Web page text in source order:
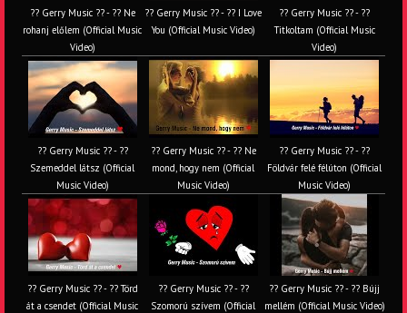
?? Gerry Music ?? - ?? Ne
rohanj előlem (Official Music
Video)
?? Gerry Music ?? - ?? I Love
You (Official Music Video)
?? Gerry Music ?? - ??
Titkoltam (Official Music
Video)
?? Gerry Music ?? - ??
Szemeddel látsz (Official
Music Video)
?? Gerry Music ?? - ?? Ne
mond, hogy nem (Official
Music Video)
?? Gerry Music ?? - ??
Földvár felé félúton (Official
Music Video)
?? Gerry Music ?? - ?? Törd
át a csendet (Official Music
?? Gerry Music ?? - ??
Szomorú szívem (Official
?? Gerry Music ?? - ?? Bújj
mellém (Official Music Video)